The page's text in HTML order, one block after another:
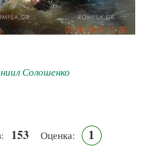
Солошенко
153 Оценка: 1